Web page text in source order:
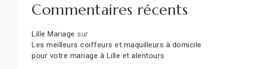
Commentaires récents
Lille Mariage sur
Les meilleurs coiffeurs et maquilleurs à domicile
pour votre mariage à Lille et alentours